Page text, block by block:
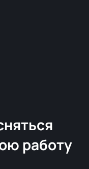
работу